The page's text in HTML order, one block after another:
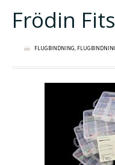
Frödin
FLUGBINDNING,